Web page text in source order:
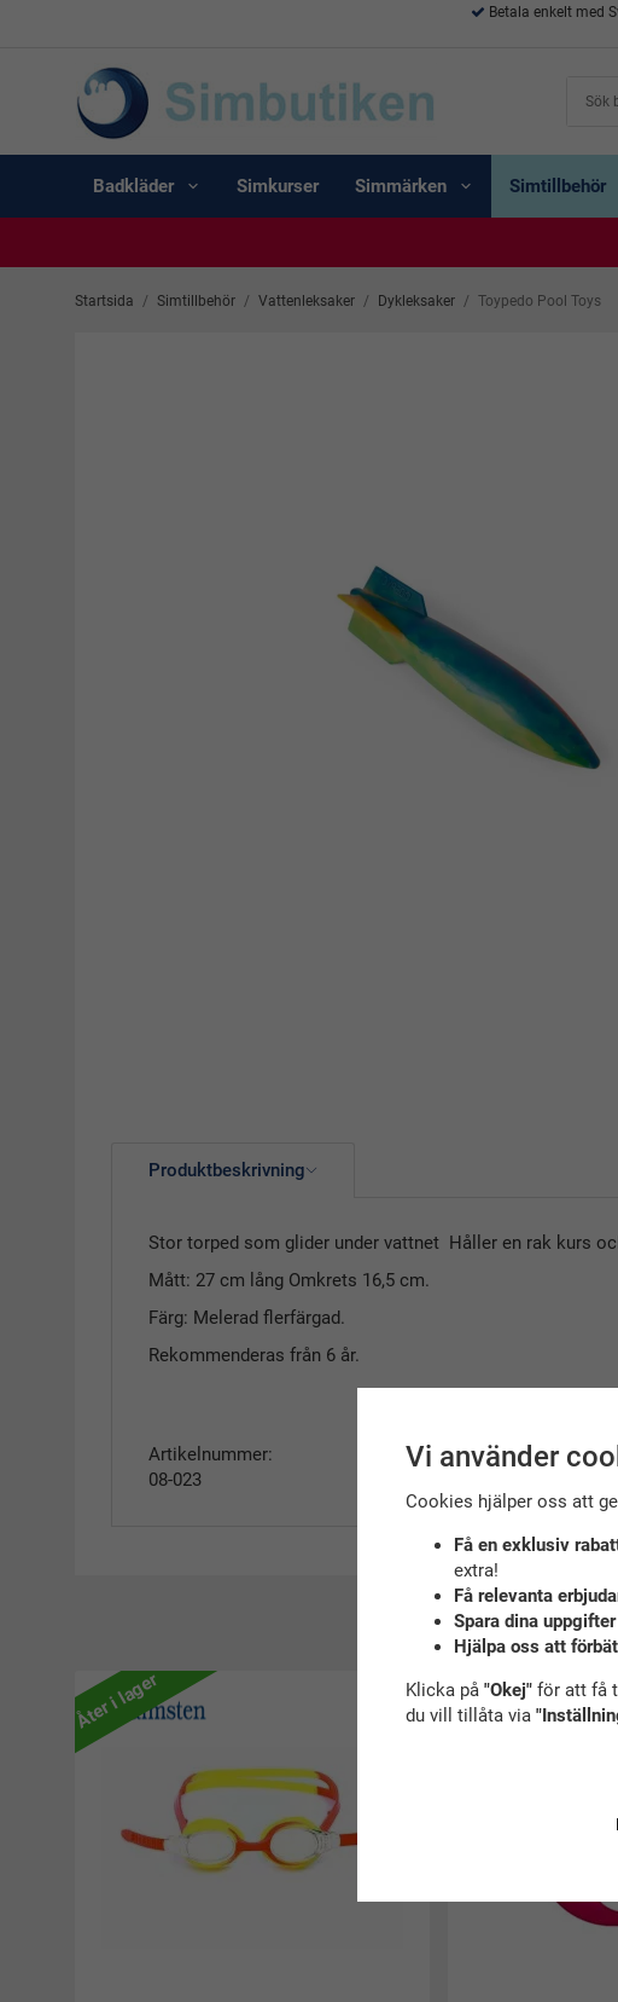
Betala enkelt med
Badkläder Simkurser Simmärken Simtillbehör
Startsida / Simtillbehör / Vattenleksaker / Dykleksaker / Toypedo Pool Toys
Produktbeskrivning
Stor torped som glider under vattnet Håller en rak kurs
Mått: 27 cm lång Omkrets 16,5 cm.
Färg: Melerad flerfärgad.
Rekommenderas från 6 år.
Artikelnummer:
08-023
Åter i lager
Vi använder
Cookies hjälper oss att
Få en exklusiv
extra!
Få relevanta
Spara dina uppgifter
Hjälpa oss att
Klicka på "Okej"för att få
du vill tillåta via